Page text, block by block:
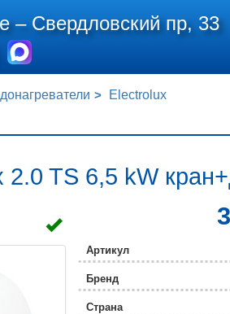
–Свердловский пр, 33
Electrolux
2.0 TS 6,5 kW
Артикул
Бренд
Страна